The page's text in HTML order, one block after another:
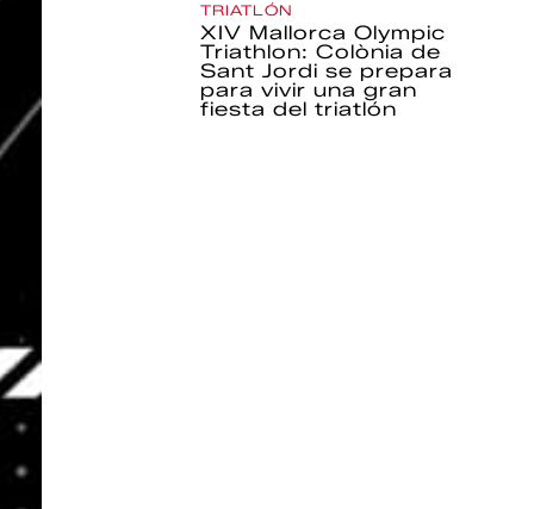
TRIATLÓN
XIV Mallorca Olympic
Triathlon: Colònia de
Sant Jordi se prepara
para vivir una gran
fiesta del triatlón